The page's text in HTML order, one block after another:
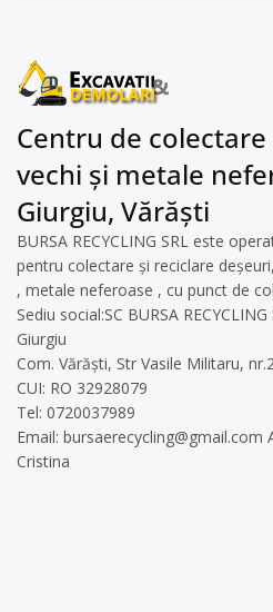
Centru de
vechi și metale
Giurgiu, Vărăști
BURSA RECYCLING SRL este
pentru colectare și reciclare
, metale neferoase , cu punct de
Sediu social:SC BURSA RECYCLING
Giurgiu
Com. Vărăști, Str Vasile Militaru,
CUI: RO 32928079
Tel: 0720037989
Email: bursaerecycling@gmail.com
Cristina